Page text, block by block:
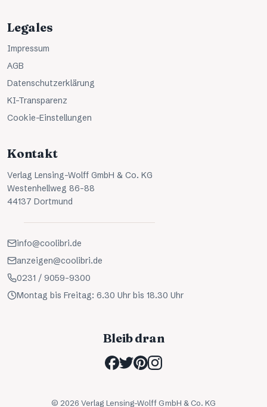
Legales
Impressum
AGB
Datenschutzerklärung
KI-Transparenz
Cookie-Einstellungen
Kontakt
Verlag Lensing-Wolff GmbH & Co. KG
Westenhellweg 86-88
44137 Dortmund
info@coolibri.de
anzeigen@coolibri.de
0231 / 9059-9300
Montag bis Freitag: 6.30 Uhr bis 18.30 Uhr
Bleib dran
© 2026 Verlag Lensing-Wolff GmbH & Co. KG